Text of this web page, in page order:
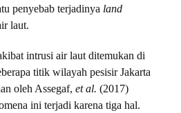
penyebab terjadinya land
laut.
intrusi air laut ditemukan di
titik wilayah pesisir Jakarta
oleh Assegaf, et al. (2017)
ini terjadi karena tiga hal.